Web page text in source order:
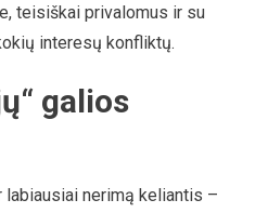
teisiškai privalomus ir su
interesų konfliktų.
galios
nerimą keliantis –